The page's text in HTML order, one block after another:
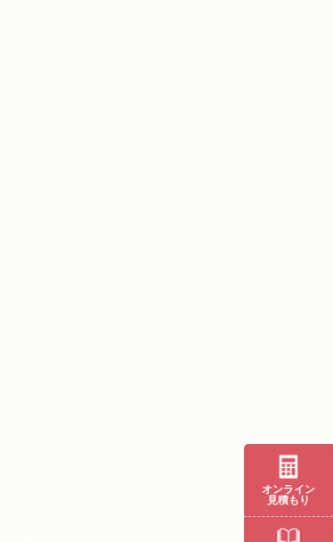
オンライン
見積もり